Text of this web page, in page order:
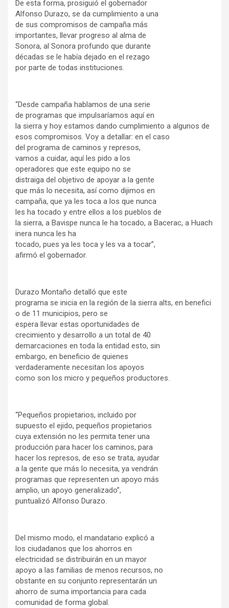
De esta forma, prosiguió el gobernador
Alfonso Durazo, se da cumplimiento a una
de sus compromisos de campaña más
importantes, llevar progreso al alma de
Sonora, al Sonora profundo que durante
décadas se le había dejado en el rezago
por parte de todas instituciones.
“Desde campaña hablamos de una serie
de programas que impulsaríamos aquí en
la sierra y hoy estamos dando cumplimiento a algunos de
esos compromisos. Voy a detallar: en el caso
del programa de caminos y represos,
vamos a cuidar, aquí les pido a los
operadores que este equipo no se
distraiga del objetivo de apoyar a la gente
que más lo necesita, así como dijimos en
campaña, que ya les toca a los que nunca
les ha tocado y entre ellos a los pueblos de
la sierra, a Bavispe nunca le ha tocado, a Bacerac, a Huach
inera nunca les ha
tocado, pues ya les toca y les va a tocar”,
afirmó el gobernador.
Durazo Montaño detalló que este
programa se inicia en la región de la sierra alts, en benefici
o de 11 municipios, pero se
espera llevar estas oportunidades de
crecimiento y desarrollo a un total de 40
demarcaciones en toda la entidad esto, sin
embargo, en beneficio de quienes
verdaderamente necesitan los apoyos
como son los micro y pequeños productores.
“Pequeños propietarios, incluido por
supuesto el ejido, pequeños propietarios
cuya extensión no les permita tener una
producción para hacer los caminos, para
hacer los represos, de eso se trata, ayudar
a la gente que más lo necesita, ya vendrán
programas que representen un apoyo más
amplio, un apoyo generalizado”,
puntualizó Alfonso Durazo.
Del mismo modo, el mandatario explicó a
los ciudadanos que los ahorros en
electricidad se distribuirán en un mayor
apoyo a las familias de menos recursos, no
obstante en su conjunto representarán un
ahorro de suma importancia para cada
comunidad de forma global.